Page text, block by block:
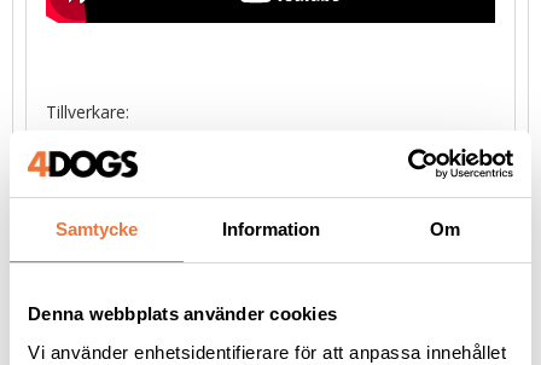
Samtycke Information Om
Denna webbplats använder cookies
Vi använder enhetsidentifierare för att anpassa innehållet
Tillverkare:
Rue des weines 72
contact@thesentinel.dog